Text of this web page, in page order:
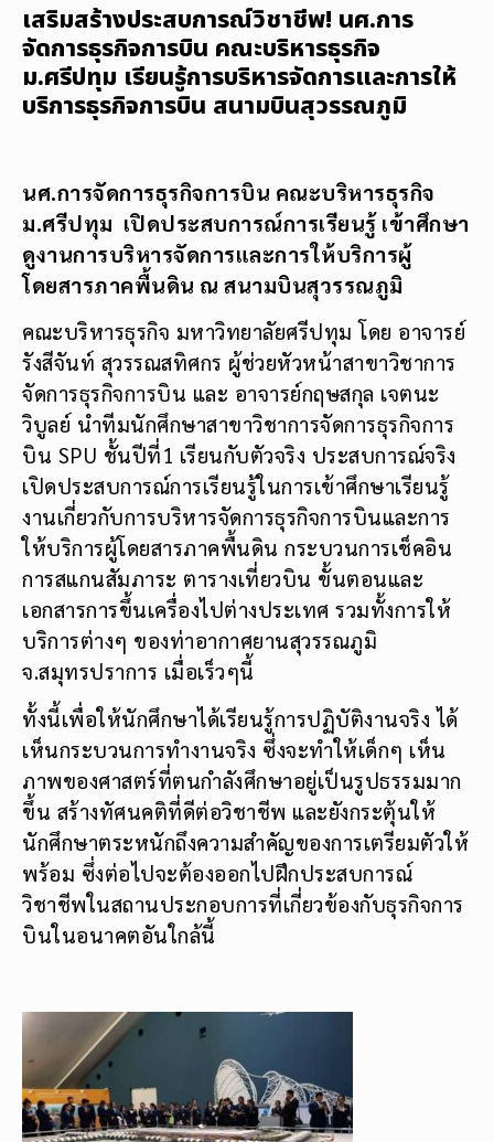
เสริมสร้างประสบการณ์วิชาชีพ! นศ.การ
จัดการธุรกิจการบิน คณะบริหารธุรกิจ
ม.ศรีปทุม เรียนรู้การบริหารจัดการและการให้
บริการธุรกิจการบิน สนามบินสุวรรณภูมิ
นศ.การจัดการธุรกิจการบิน คณะบริหารธุรกิจ
ม.ศรีปทุม เปิดประสบการณ์การเรียนรู้ เข้าศึกษา
ดูงานการบริหารจัดการและการให้บริการผู้
โดยสารภาคพื้นดิน ณ สนามบินสุวรรณภูมิ
คณะบริหารธุรกิจ มหาวิทยาลัยศรีปทุม โดย อาจารย์
รังสีจันท์ สุวรรณสทิศกร ผู้ช่วยหัวหน้าสาขาวิชาการ
จัดการธุรกิจการบิน และ อาจารย์กฤษสกุล เจตนะ
วิบูลย์ นำทีมนักศึกษาสาขาวิชาการจัดการธุรกิจการ
บิน SPU ชั้นปีที่1 เรียนกับตัวจริง ประสบการณ์จริง
เปิดประสบการณ์การเรียนรู้ในการเข้าศึกษาเรียนรู้
งานเกี่ยวกับการบริหารจัดการธุรกิจการบินและการ
ให้บริการผู้โดยสารภาคพื้นดิน กระบวนการเช็คอิน
การสแกนสัมภาระ ตารางเที่ยวบิน ขั้นตอนและ
เอกสารการขึ้นเครื่องไปต่างประเทศ รวมทั้งการให้
บริการต่างๆ ของท่าอากาศยานสุวรรณภูมิ
จ.สมุทรปราการ เมื่อเร็วๆนี้
ทั้งนี้เพื่อให้นักศึกษาได้เรียนรู้การปฏิบัติงานจริง ได้
เห็นกระบวนการทำงานจริง ซึ่งจะทำให้เด็กๆ เห็น
ภาพของศาสตร์ที่ตนกำลังศึกษาอยู่เป็นรูปธรรมมาก
ขึ้น สร้างทัศนคติที่ดีต่อวิชาชีพ และยังกระตุ้นให้
นักศึกษาตระหนักถึงความสำคัญของการเตรียมตัวให้
พร้อม ซึ่งต่อไปจะต้องออกไปฝึกประสบการณ์
วิชาชีพในสถานประกอบการที่เกี่ยวข้องกับธุรกิจการ
บินในอนาคตอันใกล้นี้